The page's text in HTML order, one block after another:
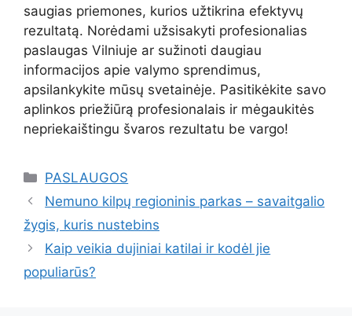
saugias priemones, kurios užtikrina efektyvų
rezultatą. Norėdami užsisakyti profesionalias
paslaugas Vilniuje ar sužinoti daugiau
informacijos apie valymo sprendimus,
apsilankykite mūsų svetainėje. Pasitikėkite savo
aplinkos priežiūrą profesionalais ir mėgaukitės
nepriekaištingu švaros rezultatu be vargo!
Kategorijos
PASLAUGOS
Nemuno kilpų regioninis parkas – savaitgalio
žygis, kuris nustebins
Kaip veikia dujiniai katilai ir kodėl jie
populiarūs?